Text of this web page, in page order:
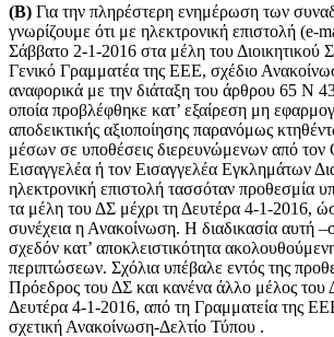
(Β) Για την πληρέστερη ενημέρωση των
γνωρίζουμε ότι με ηλεκτρονική επιστολή (e-
Σάββατο 2-1-2016 στα μέλη του Διοικητικού
Γενικό Γραμματέα της ΕΕΕ, σχέδιο
αναφορικά με την διάταξη του άρθρου 65 Ν
οποία προβλέφθηκε κατ’ εξαίρεση μη
αποδεικτικής αξιοποίησης παρανόμως
μέσων σε υποθέσεις διερευνώμενων από τον
Εισαγγελέα ή τον Εισαγγελέα Εγκλημάτων
ηλεκτρονική επιστολή τασσόταν προθεσμία
τα μέλη του ΔΣ μέχρι τη Δευτέρα 4-1-2016,
συνέχεια η Ανακοίνωση. Η διαδικασία αυτή
σχεδόν κατ’ αποκλειστικότητα
περιπτώσεων. Σχόλια υπέβαλε εντός της
Πρόεδρος του ΔΣ και κανένα άλλο μέλος
Δευτέρα 4-1-2016, από τη Γραμματεία της
σχετική Ανακοίνωση-Δελτίο Τύπου .